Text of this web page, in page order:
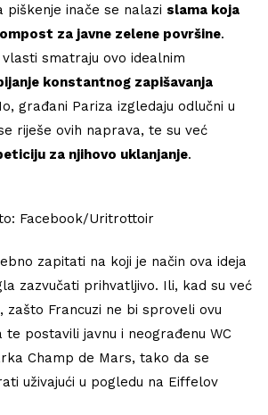
piškenje inače se nalazi slama koja
za javne zelene površine.
smatraju ovo idealnim
konstantnog zapišavanja
građani Pariza izgledaju odlučni u
riješe ovih naprava, te su već
za njihovo uklanjanje.
Facebook/Uritrottoir
zapitati na koji je način ova ideja
zazvučati prihvatljivo. Ili, kad su već
zašto Francuzi ne bi sproveli ovu
postavili javnu i neograđenu WC
Champ de Mars, tako da se
uživajući u pogledu na Eiffelov